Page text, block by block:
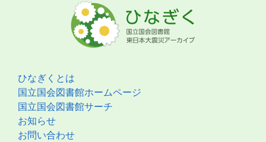
ひなぎくとは
国立国会図書館ホームページ
国立国会図書館サーチ
お知らせ
お問い合わせ